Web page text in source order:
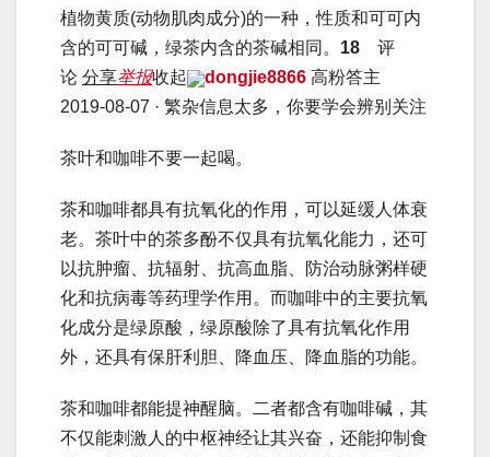
植物黄质(动物肌肉成分)的一种，性质和可可内
含的可可碱，绿茶内含的茶碱相同。 18 评
论 分享举报收起 dongjie8866 高粉答主
2019-08-07 · 繁杂信息太多，你要学会辨别关注
茶叶和咖啡不要一起喝。
茶和咖啡都具有抗氧化的作用，可以延缓人体衰
老。茶叶中的茶多酚不仅具有抗氧化能力，还可
以抗肿瘤、抗辐射、抗高血脂、防治动脉粥样硬
化和抗病毒等药理学作用。而咖啡中的主要抗氧
化成分是绿原酸，绿原酸除了具有抗氧化作用
外，还具有保肝利胆、降血压、降血脂的功能。
茶和咖啡都能提神醒脑。二者都含有咖啡碱，其
不仅能刺激人的中枢神经让其兴奋，还能抑制食